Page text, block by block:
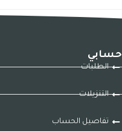
حسابي
الطلبات
التنزيلات
تفاصيل الحساب